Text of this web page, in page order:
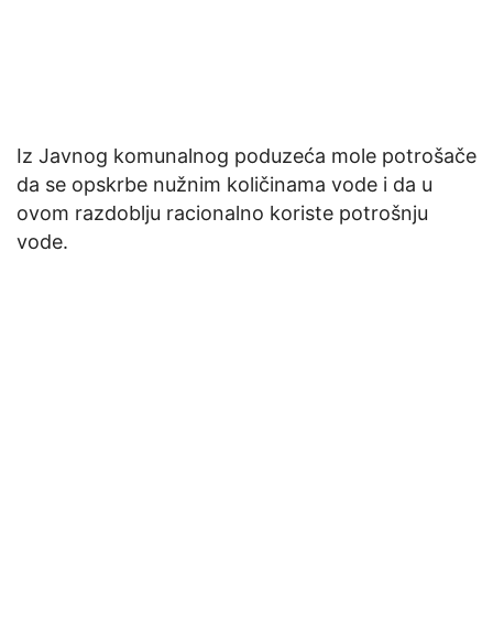
Iz Javnog komunalnog poduzeća mole potrošače
da se opskrbe nužnim količinama vode i da u
ovom razdoblju racionalno koriste potrošnju
vode.